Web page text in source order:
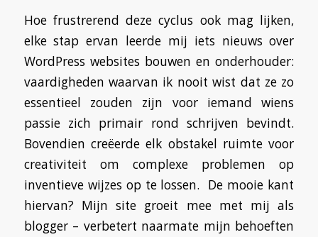
Hoe frustrerend deze cyclus ook mag lijken,
elke stap ervan leerde mij iets nieuws over
WordPress websites bouwen en onderhouder:
vaardigheden waarvan ik nooit wist dat ze zo
essentieel zouden zijn voor iemand wiens
passie zich primair rond schrijven bevindt.
Bovendien creëerde elk obstakel ruimte voor
creativiteit om complexe problemen op
inventieve wijzes op te lossen. De mooie kant
hiervan? Mijn site groeit mee met mij als
blogger – verbetert naarmate mijn behoeften